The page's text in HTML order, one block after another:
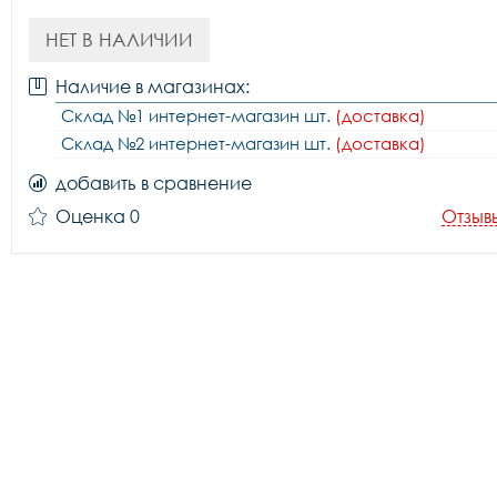
НЕТ В НАЛИЧИИ
Наличие в магазинах:
Склад №1 интернет-магазин шт. (доставка)
Склад №2 интернет-магазин шт. (доставка)
добавить в сравнение
Оценка 0